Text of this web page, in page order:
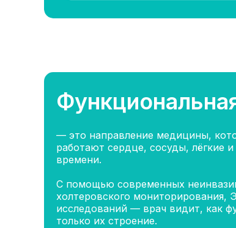
— это направление медицины,
работают сердце, сосуды, лёгкие
времени.
С помощью современных
холтеровского мониторирования,
исследований — врач видит, как
только их строение.